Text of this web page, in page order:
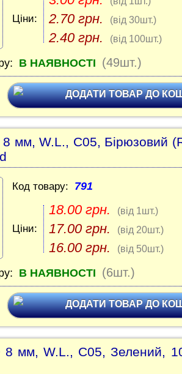
Ціни: 2.70 грн. (від 30шт.)
2.40 грн. (від 100шт.)
В НАЯВНОСТІ (49шт.)
ДОДАТИ ТОВАР ДО
8 мм, W.L., C05, Бірюзовий
Код товару: 791
Ціни:
18.00 грн. (від 1шт.)
17.00 грн. (від 20шт.)
16.00 грн. (від 50шт.)
В НАЯВНОСТІ (6шт.)
ДОДАТИ ТОВАР ДО
8 мм, W.L., C05, Зелений,